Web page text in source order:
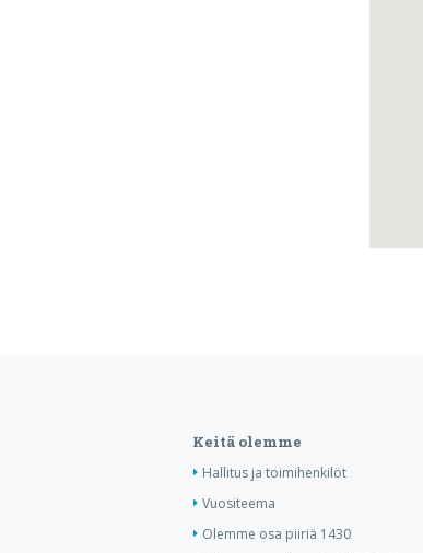
Keitä olemme
Hallitus ja toimihenkilöt
Vuositeema
Olemme osa piiriä 1430